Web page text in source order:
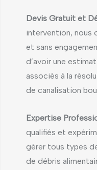
Devis Gratuit et
intervention, nous
et sans
d’avoir une
associés à la
de canalisation
Expertise
qualifiés et
gérer tous types
de débris